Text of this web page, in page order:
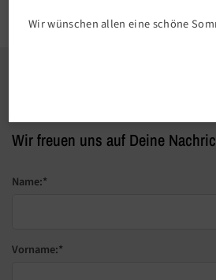
Wir freuen uns auf Deine
Name:*
Vorname:*
Wir wünschen allen eine schöne